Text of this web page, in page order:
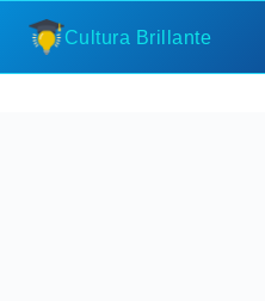
Saltar
contenido
Cultura Brillante